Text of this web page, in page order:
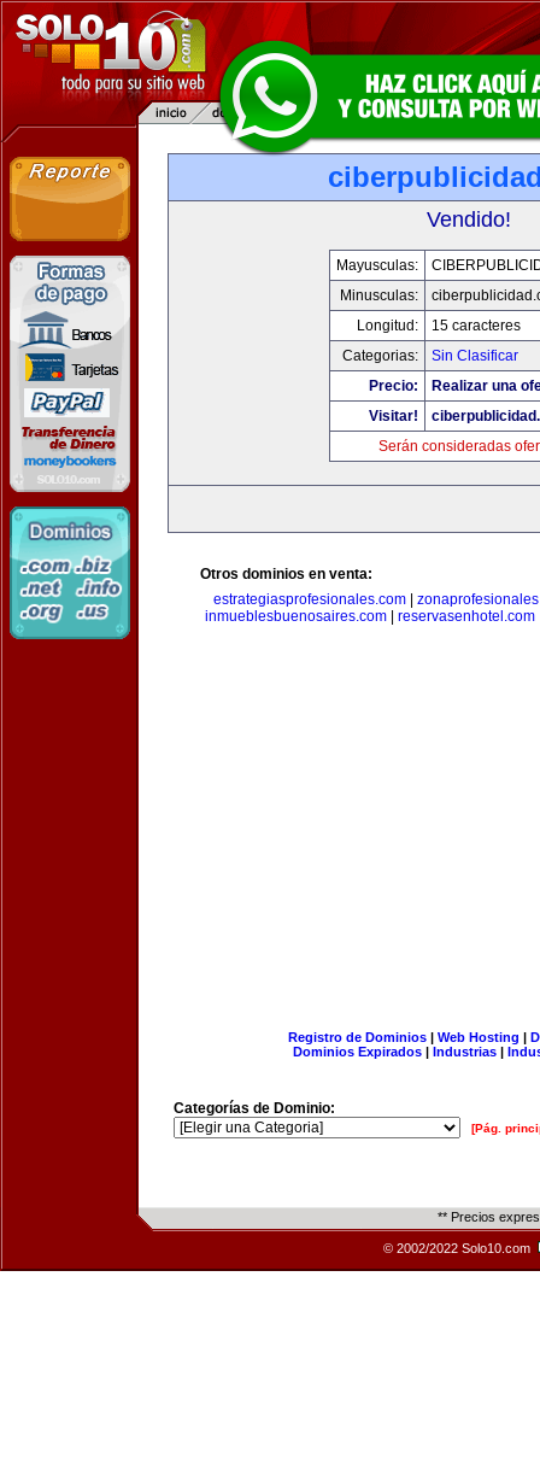
Vendido!
Mayusculas:
Minusculas:
Longitud:
15 caracteres
Categorias:
Sin Clasificar
Precio:
Realizar una
Visitar!
Serán consideradas
Otros dominios en venta:
estrategiasprofesionales.com
inmueblesbuenosaires.com| reservasenhotel.com
Registro de Dominios| Web Hosting |
Dominios Expirados | Industrias |
Categorías de Dominio:
[Pág.
** Precios
© 2002/2022 Solo10.com